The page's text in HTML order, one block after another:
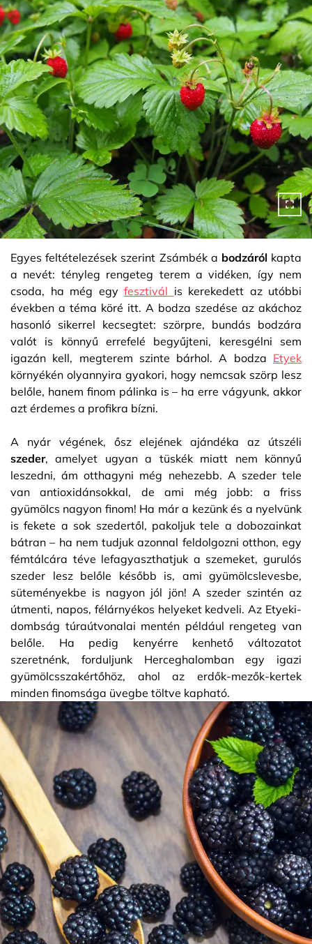
Egyes feltételezések szerint Zsámbék a bodzáról kapta
a nevét: tényleg rengeteg terem a vidéken, így nem
csoda, ha még egy fesztivál is kerekedett az utóbbi
években a téma köré itt. A bodza szedése az akáchoz
hasonló sikerrel kecsegtet: szörpre, bundás bodzára
valót is könnyű errefelé begyűjteni, keresgélni sem
igazán kell, megterem szinte bárhol. A bodza Etyek
környékén olyannyira gyakori, hogy nemcsak szörp lesz
belőle, hanem finom pálinka is – ha erre vágyunk, akkor
azt érdemes a profikra bízni.
A nyár végének, ősz elejének ajándéka az útszéli
szeder, amelyet ugyan a tüskék miatt nem könnyű
leszedni, ám otthagyni még nehezebb. A szeder tele
van antioxidánsokkal, de ami még jobb: a friss
gyümölcs nagyon finom! Ha már a kezünk és a nyelvünk
is fekete a sok szedertől, pakoljuk tele a dobozainkat
bátran – ha nem tudjuk azonnal feldolgozni otthon, egy
fémtálcára téve lefagyaszthatjuk a szemeket, gurulós
szeder lesz belőle később is, ami gyümölcslevesbe,
süteményekbe is nagyon jól jön! A szeder szintén az
útmenti, napos, félárnyékos helyeket kedveli. Az Etyeki-
dombság túraútvonalai mentén például rengeteg van
belőle. Ha pedig kenyérre kenhető változatot
szeretnénk, forduljunk Herceghalomban egy igazi
gyümölcsszakértőhöz, ahol az erdők-mezők-kertek
minden finomsága üvegbe töltve kapható.